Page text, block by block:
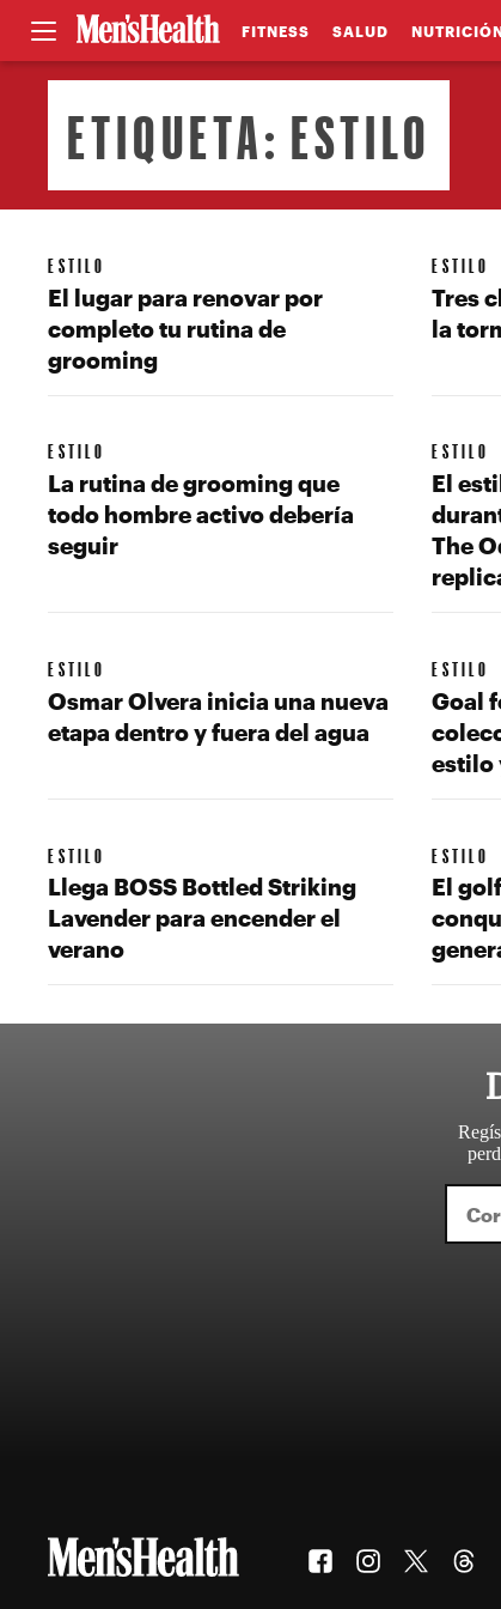
FITNESS SALUD
ETIQUETA: ESTILO
ESTILO
El lugar para renovar por
completo tu rutina de
grooming
ESTILO
Tres
la
ESTILO
La rutina de grooming que
todo hombre activo debería
seguir
ESTILO
El
The
ESTILO
Osmar Olvera inicia una nueva
etapa dentro y fuera del agua
ESTILO
Goal
estilo
ESTILO
Llega BOSS Bottled Striking
Lavender para encender el
verano
ESTILO
El